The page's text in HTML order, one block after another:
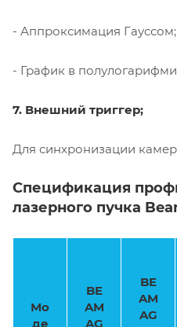
- Аппроксимация Гауссом;
- График в
7. Внешний триггер;
Для синхронизации
Спецификация
лазерного пучка
Мо
де
BE
AM
AG
BE
AM
AG